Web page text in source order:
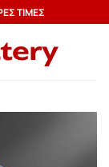
ΤΙΜΕΣ